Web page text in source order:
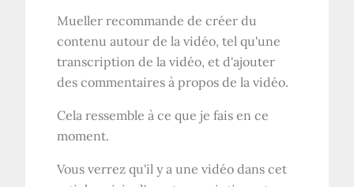
Mueller recommande de créer du
contenu autour de la vidéo, tel qu'une
transcription de la vidéo, et d'ajouter
des commentaires à propos de la vidéo.
Cela ressemble à ce que je fais en ce
moment.
Vous verrez qu'il y a une vidéo dans cet